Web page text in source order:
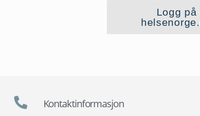
Logg på
Kontaktinformasjon